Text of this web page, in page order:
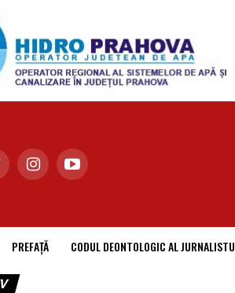
PREFAȚĂ CODUL DEONTOLOGIC AL